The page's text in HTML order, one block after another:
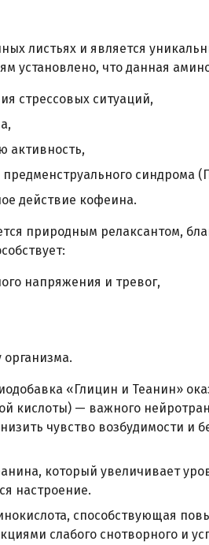
листьях и является
установлено, что данная
стрессовых ситуаций,
активность,
синдрома
действие кофеина.
природным релаксантом,
напряжения и тревог,
организма.
«Глицин и Теанин»
кислоты) — важного
чувство возбудимости и
который увеличивает
настроение.
способствующая
слабого снотворного и